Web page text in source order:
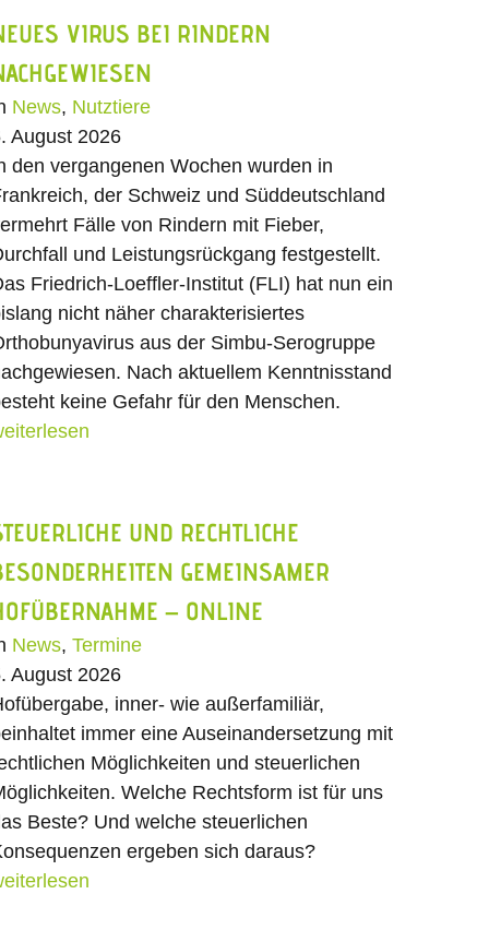
VIRUS BEI RINDERN
News, Nutztiere
August 2026
den vergangenen Wochen wurden in
der Schweiz und Süddeutschland
Fälle von Rindern mit Fieber,
und Leistungsrückgang festgestellt.
Friedrich-Loeffler-Institut (FLI) hat nun ein
nicht näher charakterisiertes
aus der Simbu-Serogruppe
Nach aktuellem Kenntnisstand
keine Gefahr für den Menschen.
UND RECHTLICHE
GEMEINSAMER
– ONLINE
News, Termine
August 2026
inner- wie außerfamiliär,
immer eine Auseinandersetzung mit
Möglichkeiten und steuerlichen
Welche Rechtsform ist für uns
Beste? Und welche steuerlichen
ergeben sich daraus?